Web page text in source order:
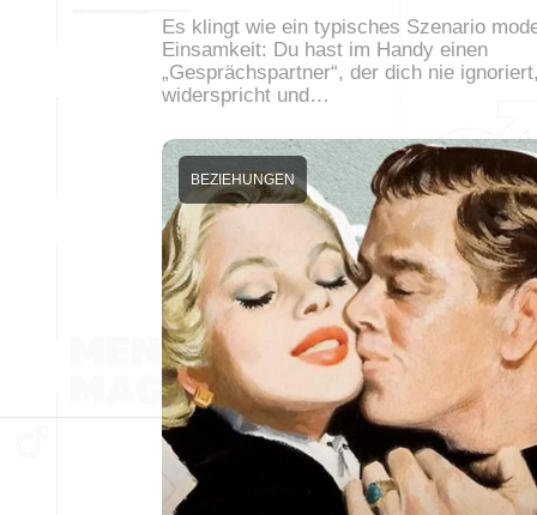
Es klingt wie ein typisches Szenario
Einsamkeit: Du hast im Handy einen
„Gesprächspartner“, der dich nie
widerspricht und…
BEZIEHUNGEN